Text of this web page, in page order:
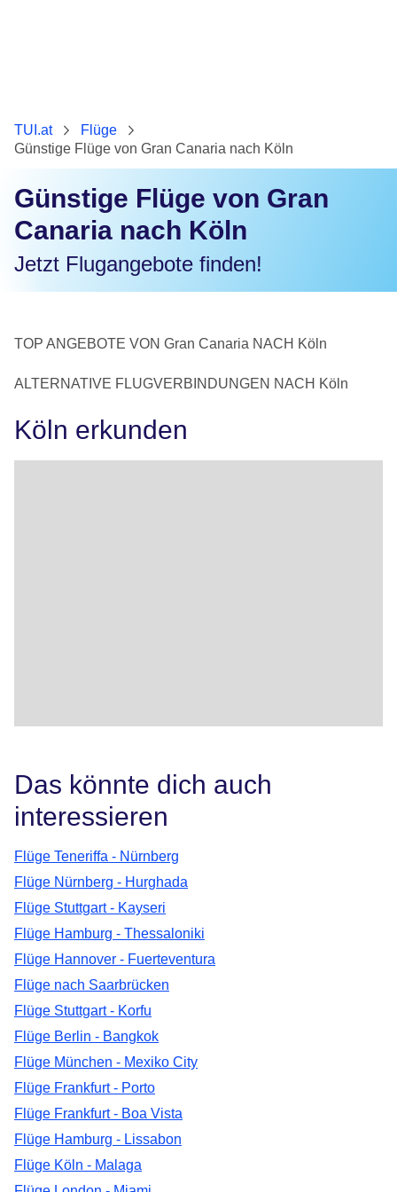
TUI.at
Flüge
Günstige Flüge von Gran Canaria nach Köln
Günstige Flüge von Gran
Canaria nach Köln
Jetzt Flugangebote finden!
TOP ANGEBOTE VON Gran Canaria NACH Köln
ALTERNATIVE FLUGVERBINDUNGEN NACH Köln
Köln erkunden
Das könnte dich auch
interessieren
Flüge Teneriffa - Nürnberg
Flüge Nürnberg - Hurghada
Flüge Stuttgart - Kayseri
Flüge Hamburg - Thessaloniki
Flüge Hannover - Fuerteventura
Flüge nach Saarbrücken
Flüge Stuttgart - Korfu
Flüge Berlin - Bangkok
Flüge München - Mexiko City
Flüge Frankfurt - Porto
Flüge Frankfurt - Boa Vista
Flüge Hamburg - Lissabon
Flüge Köln - Malaga